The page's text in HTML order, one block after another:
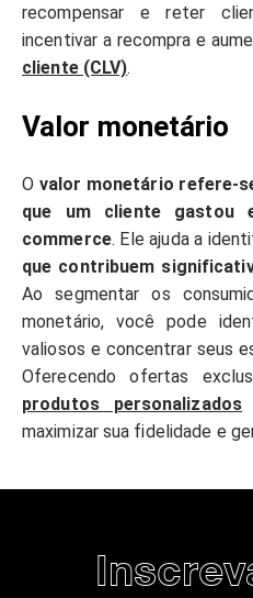
recompensar e reter
incentivar a recompra e
cliente (CLV).
Valor monetário
O valor monetário refere-
que um cliente gastou
commerce. Ele ajuda a
que contribuem
Ao segmentar os
monetário, você pode
valiosos e concentrar seus
Oferecendo ofertas
produtos personalizados
maximizar sua fidelidade e